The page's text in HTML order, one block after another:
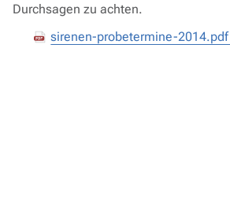
Durchsagen zu achten.
sirenen-probetermine-2014.pdf